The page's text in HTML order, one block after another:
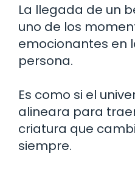
La llegada de un
uno de los
emocionantes en
persona.
Es como si el
alineara para
criatura que
siempre.